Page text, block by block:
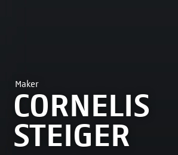
Maker
CORNELIS
STEIGER